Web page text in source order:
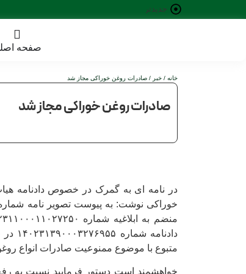
جدیدترین
خبرها:
صفحه
خانه / خبر / صادرات روغن خوراکی مجاز شد
صادرات روغن خوراکی مجاز شد
در نامه ای به گمرک در خصوص دادنامه
متبوع با موضوع ممنوعیت صادرات انواع
خواهشمند است دستور فرمایید نسبت به